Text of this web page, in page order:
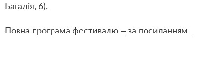
Багалія, 6).
Повна програма фестивалю – за посиланням.